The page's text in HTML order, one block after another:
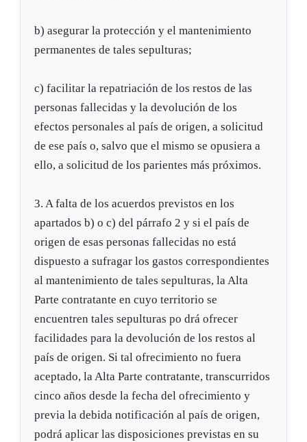
b) asegurar la protección y el mantenimiento
permanentes de tales sepulturas;
c) facilitar la repatriación de los restos de las
personas fallecidas y la devolución de los
efectos personales al país de origen, a solicitud
de ese país o, salvo que el mismo se opusiera a
ello, a solicitud de los parientes más próximos.
3. A falta de los acuerdos previstos en los
apartados b) o c) del párrafo 2 y si el país de
origen de esas personas fallecidas no está
dispuesto a sufragar los gastos correspondientes
al mantenimiento de tales sepulturas, la Alta
Parte contratante en cuyo territorio se
encuentren tales sepulturas po drá ofrecer
facilidades para la devolución de los restos al
país de origen. Si tal ofrecimiento no fuera
aceptado, la Alta Parte contratante, transcurridos
cinco años desde la fecha del ofrecimiento y
previa la debida notificación al país de origen,
podrá aplicar las disposiciones previstas en su